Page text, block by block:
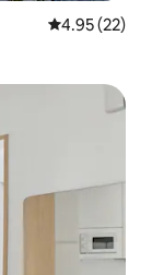
Calificación
4.95 (22)